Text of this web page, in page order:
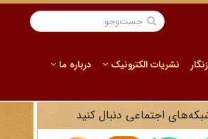
نشریات الکترونیک درباره ما
اجتماعی دنبال کنید